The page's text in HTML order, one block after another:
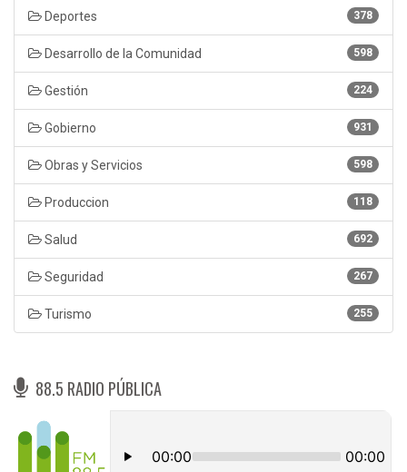
378
Deportes
598
Desarrollo de la Comunidad
224
Gestión
931
Gobierno
598
Obras y Servicios
118
Produccion
692
Salud
267
Seguridad
255
Turismo
88.5 RADIO PÚBLICA